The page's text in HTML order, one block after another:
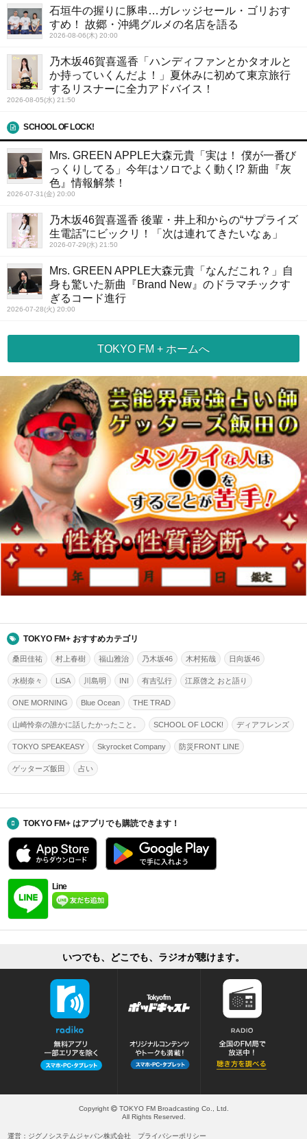
石垣牛の握りに豚串…ガレッジセール・ゴリおす
すめ！ 故郷・沖縄グルメの名店を語る
2026-08-06(木) 20:00
乃木坂46賀喜遥香「ハンディファンとかタオルと
か持っていくんだよ！」夏休みに初めて東京旅行
するリスナーに全力アドバイス！
2026-08-05(水) 21:50
SCHOOL OF LOCK!
Mrs. GREEN APPLE大森元貴「実は！ 僕が一番び
っくりしてる」今年はソロでよく動く!? 新曲『灰
色』情報解禁！
2026-07-31(金) 20:00
乃木坂46賀喜遥香 後輩・井上和からの“サプライズ
生電話”にビックリ！「次は連れてきたいなぁ」
2026-07-29(水) 21:50
Mrs. GREEN APPLE大森元貴「なんだこれ？」自
身も驚いた新曲『Brand New』のドラマチックす
ぎるコード進行
2026-07-28(火) 20:00
TOKYO FM + ホームへ
TOKYO FM+ おすすめカテゴリ
桑田佳祐 村上春樹 福山雅治 乃木坂46 木村拓哉 日向坂46
水樹奈々 LiSA 川島明 INI 有吉弘行 江原啓之 おと語り
ONE MORNING Blue Ocean THE TRAD
山崎怜奈の誰かに話したかったこと。 SCHOOL OF LOCK! ディアフレンズ
TOKYO SPEAKEASY Skyrocket Company 防災FRONT LINE
ゲッターズ飯田 占い
TOKYO FM+ はアプリでも購読できます！
Line
いつでも、どこでも、ラジオが聴けます。
Copyright
TOKYO FM Broadcasting Co., Ltd.
All Rights Reserved.
運営：ジグノシステムジャパン株式会社 プライバシーポリシー